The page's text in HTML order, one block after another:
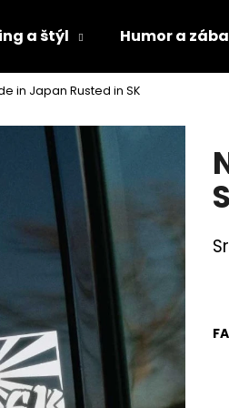
a štýl Humor a
in Japan Rusted in SK
Čo potrebujete
Odporúčame